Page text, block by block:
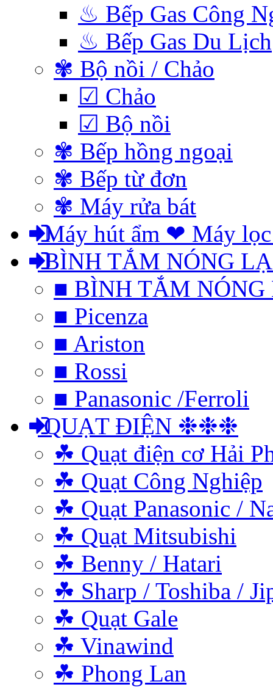
♨ Bếp Gas Công
♨ Bếp Gas Du Lịch
✾ Bộ nồi / Chảo
☑ Chảo
☑ Bộ nồi
✾ Bếp hồng ngoại
✾ Bếp từ đơn
✾ Máy rửa bát
Máy hút ẩm ❤ Máy
BÌNH TẮM NÓNG
■ BÌNH TẮM
■ Picenza
■ Ariston
■ Rossi
■ Panasonic /Ferroli
QUẠT ĐIỆN ❉❉❉
☘ Quạt điện cơ Hải
☘ Quạt Công Nghiệp
☘ Quạt Panasonic /
☘ Quạt Mitsubishi
☘ Benny / Hatari
☘ Sharp / Toshiba /
☘ Quạt Gale
☘ Vinawind
☘ Phong Lan